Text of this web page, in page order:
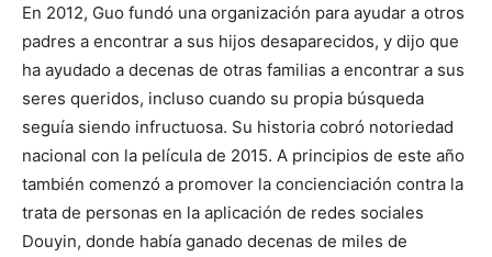
En 2012, Guo fundó una organización para ayudar a otros
padres a encontrar a sus hijos desaparecidos, y dijo que
ha ayudado a decenas de otras familias a encontrar a sus
seres queridos, incluso cuando su propia búsqueda
seguía siendo infructuosa. Su historia cobró notoriedad
nacional con la película de 2015. A principios de este año
también comenzó a promover la concienciación contra la
trata de personas en la aplicación de redes sociales
Douyin, donde había ganado decenas de miles de